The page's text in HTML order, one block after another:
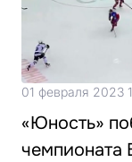
01 февраля 2023
«Юность»
чемпионата